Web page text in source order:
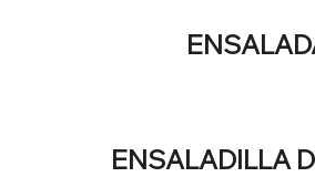
ENSALADILLA